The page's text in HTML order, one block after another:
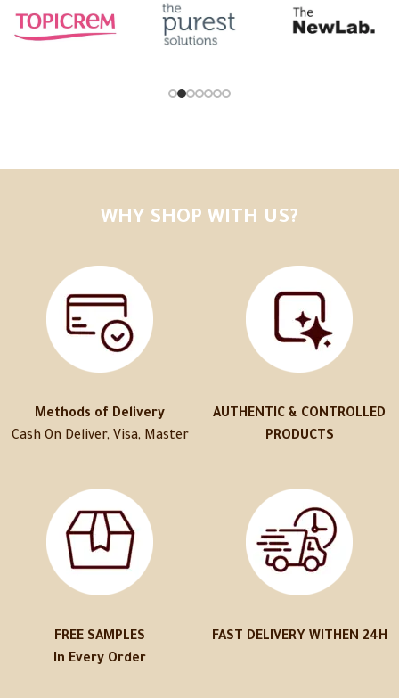
WHY SHOP WITH US?
Methods of Delivery
Cash On Deliver, Visa, Master
AUTHENTIC & CONTROLLED
PRODUCTS
FREE SAMPLES
In Every Order
FAST DELIVERY WITHEN 24H